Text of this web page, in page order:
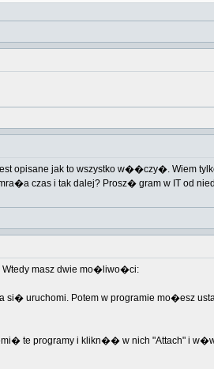
opisane jak to wszystko w��czy�. Wiem
czas i tak dalej? Prosz� gram w IT od
Wtedy masz dwie mo�liwo�ci:
si� uruchomi. Potem w programie mo�esz
te programy i klikn�� w nich "Attach" i